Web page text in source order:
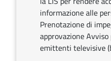
informazione alle
Prenotazione di
approvazione
emittenti televisive